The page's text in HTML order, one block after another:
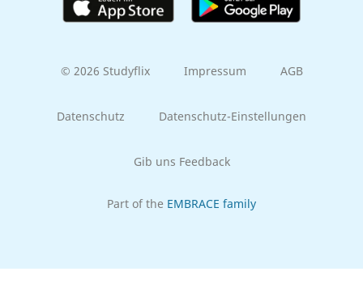
© 2026 Studyflix Impressum AGB
Datenschutz Datenschutz-Einstellungen
Gib uns Feedback
Part of the EMBRACE family